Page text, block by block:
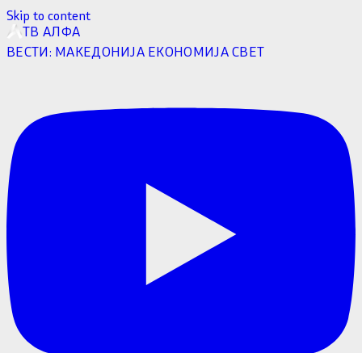
Skip to content
ТВ АЛФА
ВЕСТИ: МАКЕДОНИЈА ЕКОНОМИЈАСВЕТ